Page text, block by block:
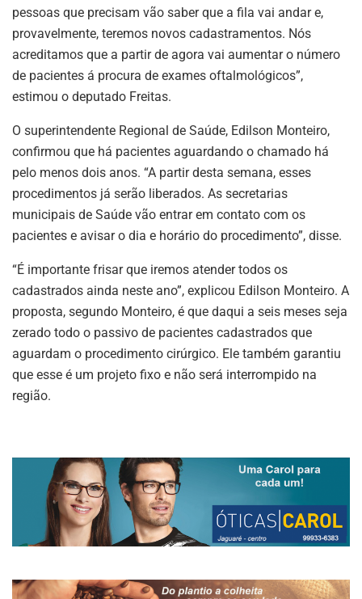
pessoas que precisam vão saber que a fila vai andar e,
provavelmente, teremos novos cadastramentos. Nós
acreditamos que a partir de agora vai aumentar o número
de pacientes á procura de exames oftalmológicos”,
estimou o deputado Freitas.
O superintendente Regional de Saúde, Edilson Monteiro,
confirmou que há pacientes aguardando o chamado há
pelo menos dois anos. “A partir desta semana, esses
procedimentos já serão liberados. As secretarias
municipais de Saúde vão entrar em contato com os
pacientes e avisar o dia e horário do procedimento”, disse.
“É importante frisar que iremos atender todos os
cadastrados ainda neste ano”, explicou Edilson Monteiro. A
proposta, segundo Monteiro, é que daqui a seis meses seja
zerado todo o passivo de pacientes cadastrados que
aguardam o procedimento cirúrgico. Ele também garantiu
que esse é um projeto fixo e não será interrompido na
região.